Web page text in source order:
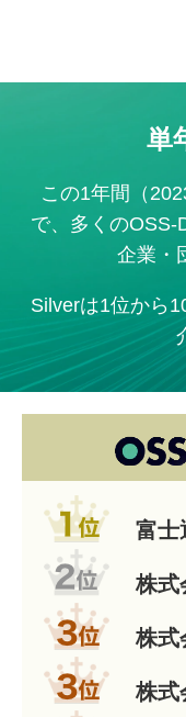
単
この1年間（
で、多くのOSS-
企業・
Silverは1位から
富士
株式
株式
株式